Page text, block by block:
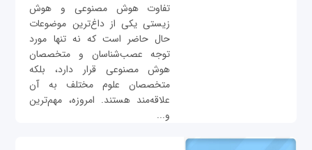
تفاوت هوش مصنوعی و هوش
زیستی یکی از داغ‌ترین موضوعات
حال حاضر است که نه تنها مورد
توجه عصب‌شناسان و متخصصان
هوش مصنوعی قرار دارد، بلکه
متخصصان علوم مختلف به آن
علاقه‌مند هستند. امروزه، مهم‌ترین
و...